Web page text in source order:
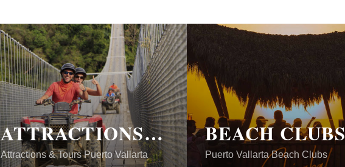
ATTRACTIONS & TOURS
Attractions & Tours Puerto Vallarta
BEACH CLUBS
Puerto Vallarta Beach Clubs